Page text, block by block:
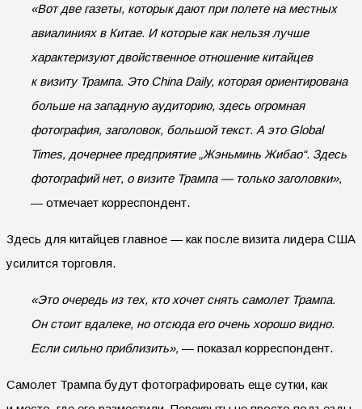
«Вот две газеты, которык дают при полете на местных
авиалиниях в Китае. И которые как нельзя лучше
характеризуют двойственное отношение китайцев
к визиту Трампа. Это China Daily, которая ориентирована
больше на западную аудиторию, здесь огромная
фотография, заголовок, большой текст. А это Global
Times, дочернее предприятие „Жэньминь Жибао“. Здесь
фотографий нет, о визите Трампа — только заголовки»,
— отмечает корреспондент.
Здесь для китайцев главное — как после визита лидера США
усилится торговля.
«Это очередь из тех, кто хочет снять самолет Трампа.
Он стоит вдалеке, но отсюда его очень хорошо видно.
Если сильно приблизить», — показал корреспондент.
Самолет Трампа будут фотографировать еще сутки, как